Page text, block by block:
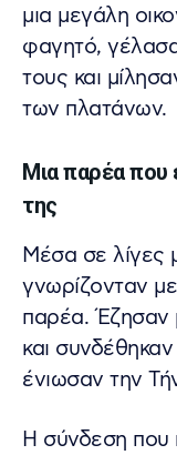
μια μεγάλη
φαγητό,
τους και
των πλατάνων.
Μια παρέα που
της
Μέσα σε λίγες
γνωρίζονταν
παρέα. Έζησαν
και
ένιωσαν την
Η σύνδεση που